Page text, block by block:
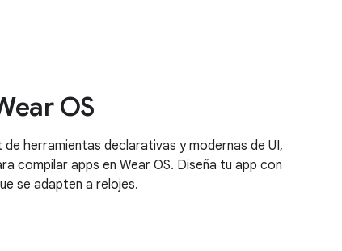
OS
de herramientas declarativas y modernas de UI,
compilar apps en Wear OS. Diseña tu app con
se adapten a relojes.